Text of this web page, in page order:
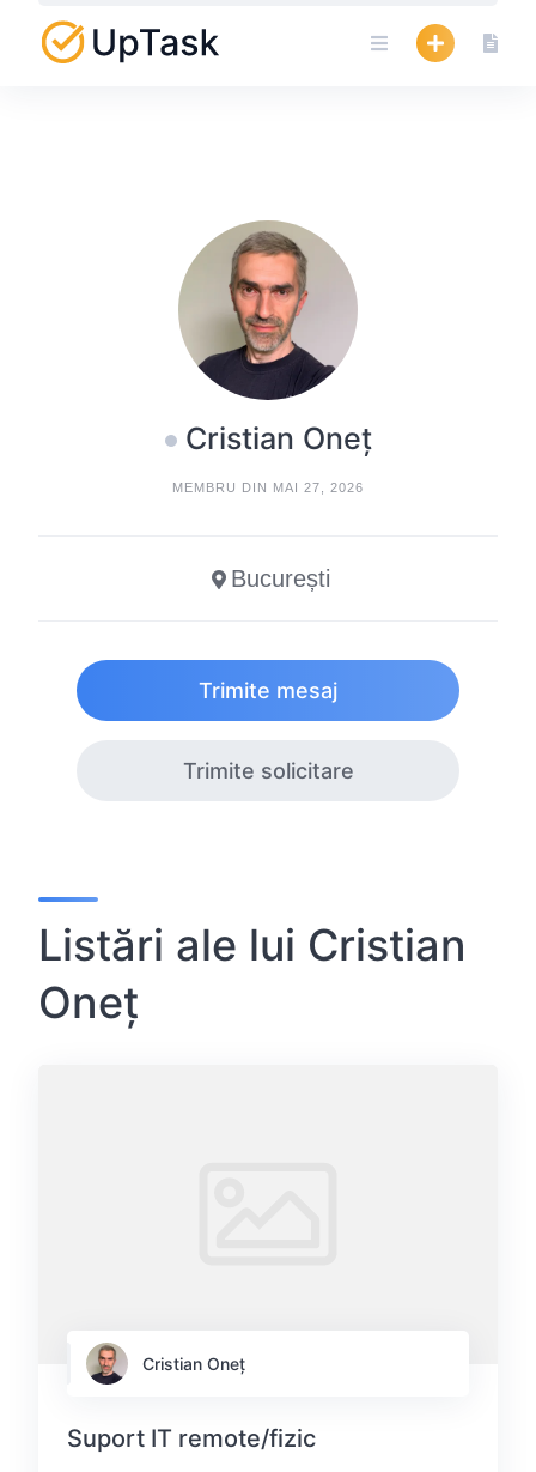
content
Cristian Oneț
MEMBRU DIN MAI 27, 2026
București
Trimite mesaj
Trimite solicitare
Listări ale lui Cristian
Oneț
Cristian Oneț
Suport IT remote/fizic